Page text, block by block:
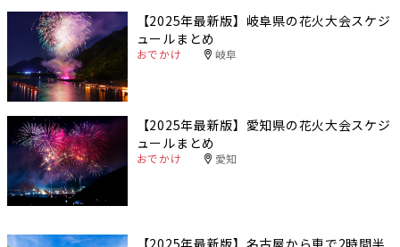
【2025年最新版】岐阜県の花火大会スケジ
ュールまとめ
おでかけ 岐阜
【2025年最新版】愛知県の花火大会スケジ
ュールまとめ
おでかけ 愛知